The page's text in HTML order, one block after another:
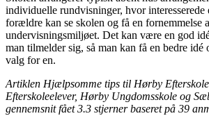
individuelle rundvisninger, hvor interesserede
forældre kan se skolen og få en fornemmelse
undervisningsmiljøet. Det kan være en god
man tilmelder sig, så man kan få en bedre idé
valg for en.
Artiklen Hjælpsomme tips til Hørby
Efterskoleelever, Hørby Ungdomsskole og
gennemsnit fået3.3 stjerner baseret på 39